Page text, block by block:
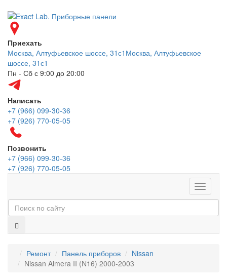
Приехать
Москва, Алтуфьевское шоссе, 31с1 Москва, Алтуфьевское
шоссе, 31с1
Пн - Сб с 9:00 до 20:00
Написать
+7 (966) 099-30-36
+7 (926) 770-05-05
Позвонить
+7 (966) 099-30-36
+7 (926) 770-05-05
Меню
Ремонт Панель приборов
Nissan
Nissan Almera II (N16) 2000-2003